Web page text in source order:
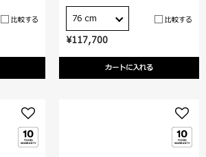
比較する
¥117,700
カートに入れる
76 cm 比較する